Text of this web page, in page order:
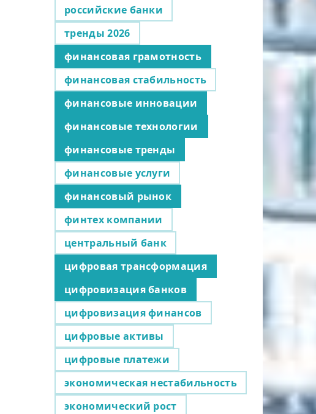
российские банки
тренды 2026
финансовая грамотность
финансовая стабильность
финансовые инновации
финансовые технологии
финансовые тренды
финансовые услуги
финансовый рынок
финтех компании
центральный банк
цифровая трансформация
цифровизация банков
цифровизация финансов
цифровые активы
цифровые платежи
экономическая нестабильность
экономический рост